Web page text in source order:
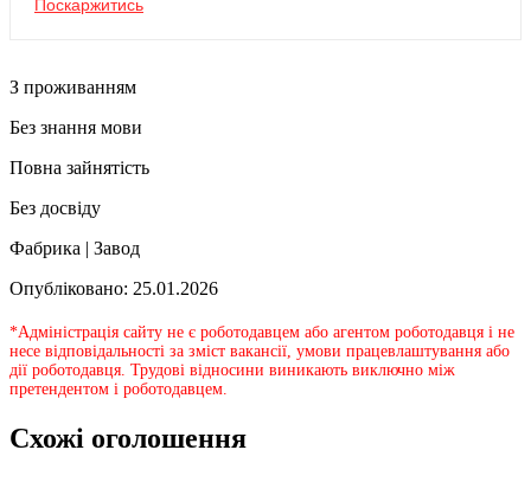
Поскаржитись
З проживанням
Без знання мови
Повна зайнятість
Без досвіду
Фабрика | Завод
Опубліковано: 25.01.2026
*Адміністрація сайту не є роботодавцем або агентом роботодавця і не
несе відповідальності за зміст вакансії, умови працевлаштування або
дії роботодавця. Трудові відносини виникають виключно між
претендентом і роботодавцем.
Схожі оголошення